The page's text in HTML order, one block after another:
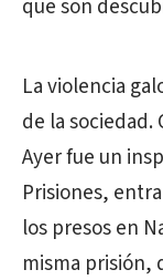
que son
La violencia
de la sociedad.
Ayer fue un
Prisiones,
los presos en
misma prisión,